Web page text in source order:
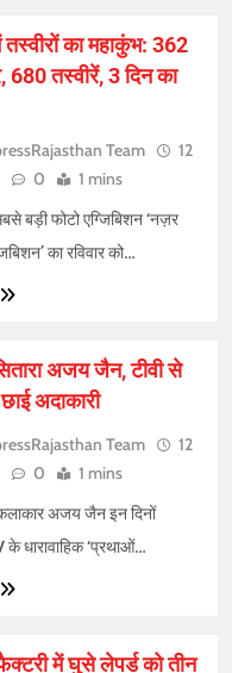
का महाकुंभ: 362
680 तस्वीरें, 3 दिन का
Team
12
0 1 mins
बड़ी फोटो एग्जिबिशन ‘नज़र
का रविवार को…
अजय जैन, टीवी से
अदाकारी
Team
12
0 1 mins
अजय जैन इन दिनों
धारावाहिक ‘प्रथाओं…
में घुसे लेपर्ड को तीन